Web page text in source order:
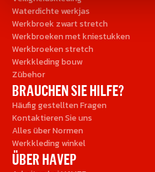
Waterdichte werkjas
Werkbroek zwart stretch
Werkbroeken met kniestukken
Werkbroeken stretch
Werkkleding bouw
Zübehor
BRAUCHEN SIE HILFE?
Häufig gestellten Fragen
Kontaktieren Sie uns
Alles über Normen
Werkkleding winkel
ÜBER HAVEP